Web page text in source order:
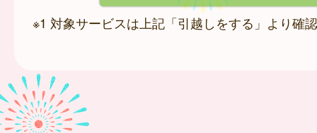
※1 対象サービスは上記「引越しをする」より確